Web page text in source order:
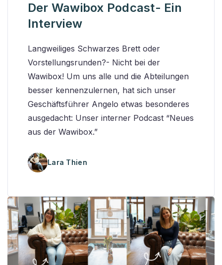
Der Wawibox Podcast- Ein
Interview
Langweiliges Schwarzes Brett oder
Vorstellungsrunden?- Nicht bei der
Wawibox! Um uns alle und die Abteilungen
besser kennenzulernen, hat sich unser
Geschäftsführer Angelo etwas besonderes
ausgedacht: Unser interner Podcast “Neues
aus der Wawibox.”
Lara Thien